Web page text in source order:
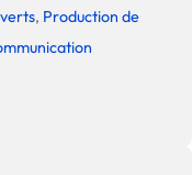
, Production de